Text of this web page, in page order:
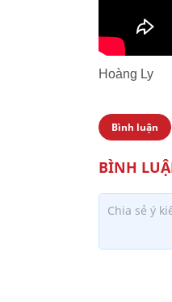
Hoàng Ly
Bình luận